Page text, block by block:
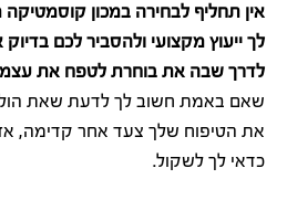
אין תחליף לבחירה במכון קוסמטיקה
לך ייעוץ מקצועי ולהסביר לכם בדיוק
לדרך שבה את בוחרת לטפח את
שאם באמת חשוב לך לדעת שאת
את הטיפוח שלך צעד אחר קדימה, אז
כדאי לך לשקול.